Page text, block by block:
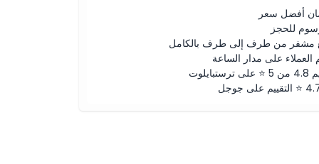
أفضل سعر
للحجز
مشفر من طرف إلى طرف بالكامل
العملاء على مدار الساعة
على جوجل